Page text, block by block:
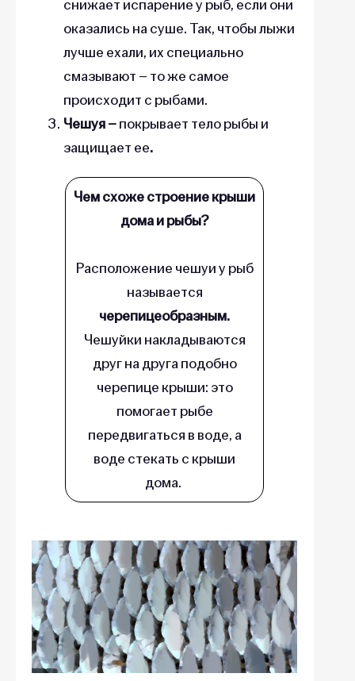
снижает испарение у рыб, если они
оказались на суше. Так, чтобы лыжи
лучше ехали, их специально
смазывают – то же самое
происходит с рыбами.
Чешуя –покрывает тело рыбы и
защищает ее.
Чем схоже строение крыши
дома и рыбы?
Расположение чешуи у рыб
называется
черепицеобразным.
Чешуйки накладываются
друг на друга подобно
черепице крыши: это
помогает рыбе
передвигаться в воде, а
воде стекать с крыши
дома.